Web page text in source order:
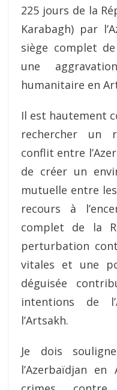
225 jours de la
Karabagh) par
siège complet
une
humanitaire en
Il est hautement
rechercher un
conflit entre
de créer un
mutuelle entre
recours à
complet de la
perturbation
vitales et une
déguisée
intentions de
l’Artsakh.
Je dois
l’Azerbaïdjan